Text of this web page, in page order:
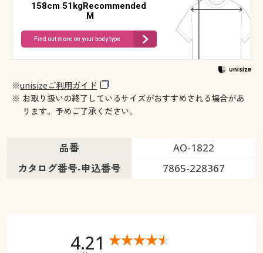
158cm 51kgRecommended
M
Find out more on your body type
※unisizeご利用ガイド
※ お取り扱いの終了しているサイズがおすすめされる場合があ
ります。予めご了承ください。
品番
AO-1822
カタログ番号-申込番号
7865-228367
4.21